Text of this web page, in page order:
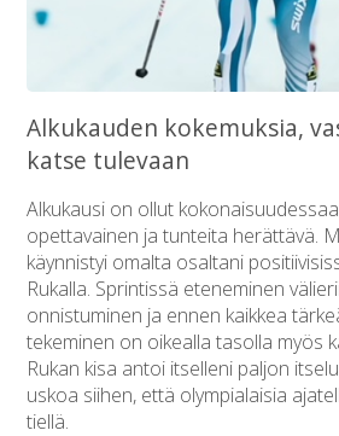
Alkukauden kokemuksia,
katse tulevaan
Alkukausi on ollut
opettavainen ja tunteita herättävä.
käynnistyi omalta osaltani
Rukalla. Sprintissä eteneminen
onnistuminen ja ennen kaikkea
tekeminen on oikealla tasolla myös
Rukan kisa antoi itselleni paljon
uskoa siihen, että olympialaisia
tiellä.